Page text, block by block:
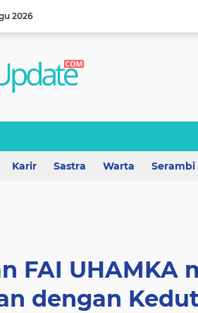
2026
Karir Sastra Warta Serambi
FAI UHAMKA
dengan